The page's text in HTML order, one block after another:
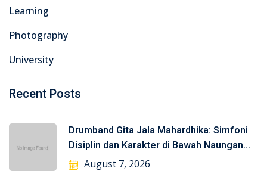
Learning
Photography
University
Recent Posts
Drumband Gita Jala Mahardhika: Simfoni
Disiplin dan Karakter di Bawah Naungan
TNI-ALAugust 7, 2026